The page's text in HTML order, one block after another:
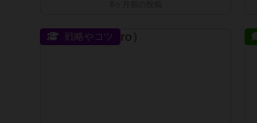
戦略やコツ